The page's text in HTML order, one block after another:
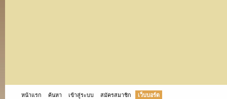
หน้าแรก ค้นหา เข้าสู่ระบบ สมัครสมาชิก เว็บบอร์ด